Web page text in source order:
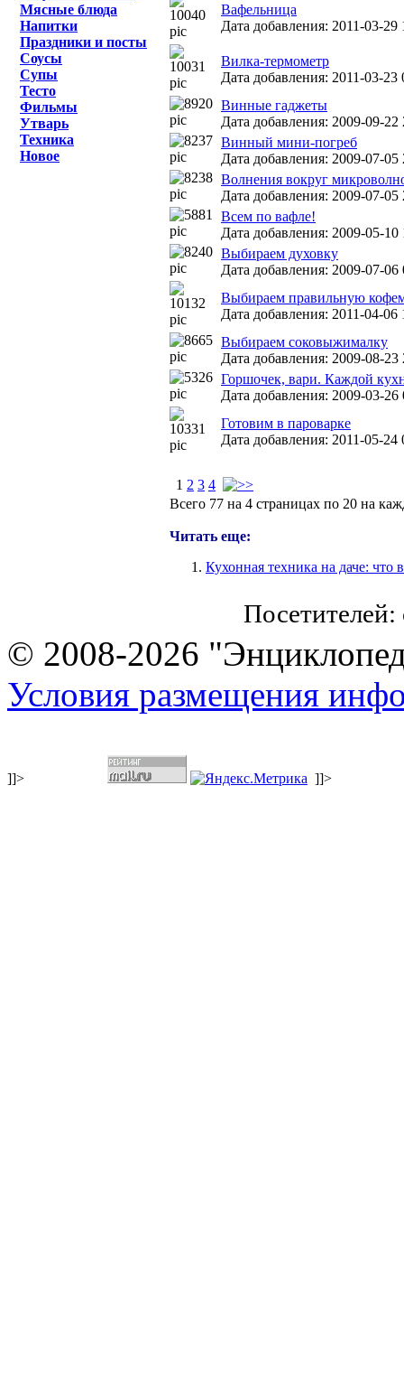
Мясные блюда
Напитки
Праздники и посты
Соусы
Супы
Тесто
Фильмы
Утварь
Техника
Новое
Вафельница
Дата добавления: 2011-03-
Вилка-термометр
Дата добавления: 2011-03-
Винные гаджеты
Дата добавления: 2009-09-
Винный мини-погреб
Дата добавления: 2009-07-
Волнения вокруг
Дата добавления: 2009-07-
Всем по вафле!
Дата добавления: 2009-05-
Выбираем духовку
Дата добавления: 2009-07-
Выбираем правильную
Дата добавления: 2011-04-
Выбираем соковыжималку
Дата добавления: 2009-08-
Горшочек, вари. Каждой
Дата добавления: 2009-03-
Готовим в пароварке
Дата добавления: 2011-05-
1 2 3 4
Всего 77 на 4 страницах по 20 на
Читать еще:
Кухонная техника на даче: что
Посетителей:
© 2008-2026
Условия размещения
]]> ]]>